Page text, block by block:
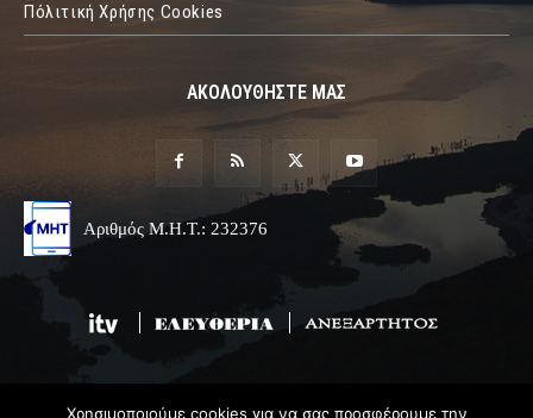
Πόλιτική Χρήσης Cookies
ΑΚΟΛΟΥΘΗΣΤΕ ΜΑΣ
Αριθμός Μ.Η.Τ.: 232376
Χρησιμοποιούμε cookies για να σας προσφέρουμε την